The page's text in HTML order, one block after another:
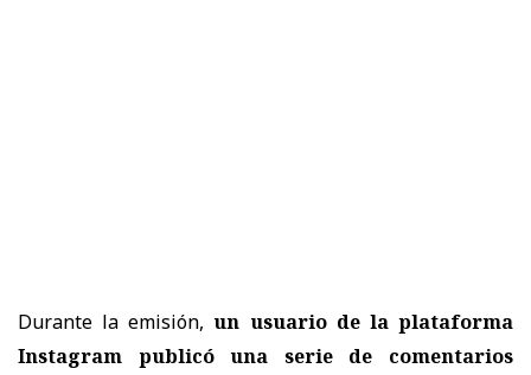
Durante la emisión,un usuario de la plataforma
Instagram publicó una serie de comentarios